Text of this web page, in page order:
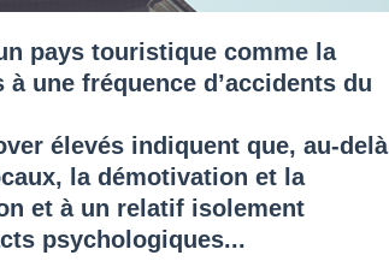
pays touristique comme la
une fréquence d’accidents du
élevés indiquent que, au-delà
la démotivation et la
et à un relatif isolement
psychologiques...